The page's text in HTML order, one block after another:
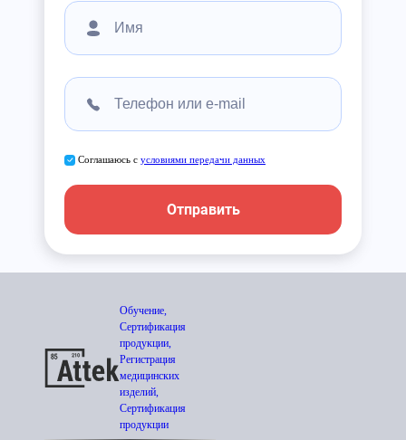
Соглашаюсь с условиями передачи данных
Отправить
Обучение,
Сертификация
продукции,
Регистрация
медицинских
изделий,
Сертификация
продукции